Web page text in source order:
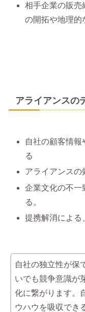
相手企業の販売
の開拓や地理的
アライアンスの
自社の顧客情
る
アライアンスの
企業文化の不一
る。
提携解消による
自社の独立性が保
いでも競争意識が
化に繋がります。
ウハウを吸収でき